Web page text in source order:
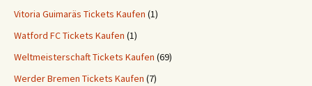
Vitoria Guimaräs Tickets Kaufen (1)
Watford FC Tickets Kaufen (1)
Weltmeisterschaft Tickets Kaufen (69)
Werder Bremen Tickets Kaufen (7)